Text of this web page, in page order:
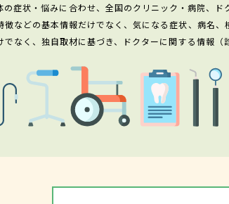
の症状・悩みに合わせ、全国のクリニック・病院、
などの基本情報だけでなく、気になる症状、病名
でなく、独自取材に基づき、ドクターに関する情報（